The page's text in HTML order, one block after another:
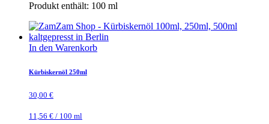
Produkt enthält: 100 ml
In den Warenkorb
Kürbiskernöl 250ml
30,00 €
11,56 € / 100 ml